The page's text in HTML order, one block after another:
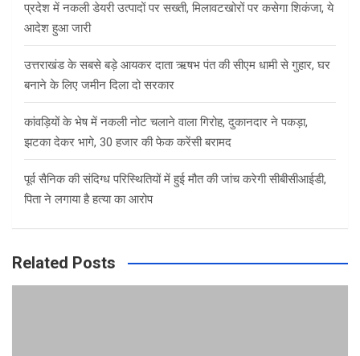
प्रदेश में नकली डेयरी उत्पादों पर सख्ती, मिलावटखोरों पर कसेगा शिकंजा, ये
आदेश हुआ जारी
उत्तराखंड के सबसे बड़े आयकर दाता ऋषभ पंत की सीएम धामी से गुहार, घर
बनाने के लिए जमीन दिला दो सरकार
कांवड़ियों के भेष में नकली नोट चलाने वाला गिरोह, दुकानदार ने पकड़ा,
झटका देकर भागे, 30 हजार की फेक करेंसी बरामद
पूर्व सैनिक की संदिग्ध परिस्थितियों में हुई मौत की जांच करेगी सीबीसीआईडी,
पिता ने लगाया है हत्या का आरोप
Related Posts